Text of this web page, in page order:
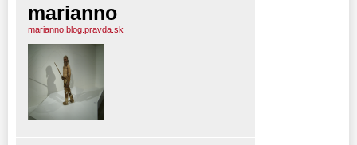
marianno
marianno.blog.pravda.sk